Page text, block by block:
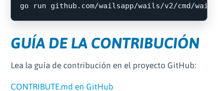
go run github.com/wailsapp/wails/v2/cmd/
GUÍA DE LA CONTRIBUCIÓN
Lea la guía de contribución en el proyecto GitHub:
CONTRIBUTE.md en GitHub